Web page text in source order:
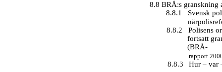
8.8 BRÅ:s granskning
8.8.1
Svensk
8.8.2
Polisens
fortsatt
(BRÅ-
rapport
8.8.3
Hur – var